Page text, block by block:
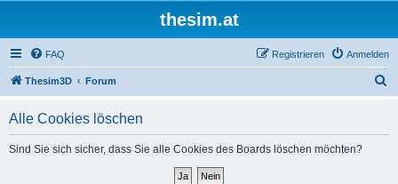
thesim.at
FAQ Anmelden
Registrieren
Thesim3D Forum
Alle Cookies löschen
Sind Sie sich sicher, dass Sie alle Cookies des Boards löschen möchten?